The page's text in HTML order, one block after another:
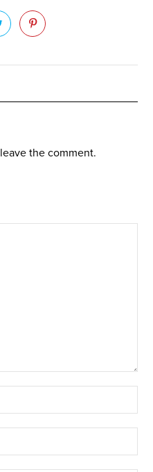
the comment.